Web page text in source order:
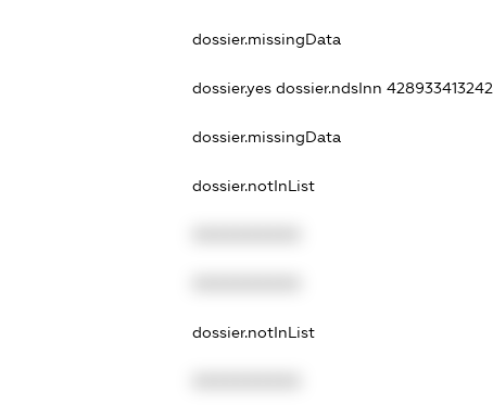
dossier.missingData
dossier.yes dossier.ndsInn 428933413242
dossier.missingData
dossier.notInList
dossier.notInList